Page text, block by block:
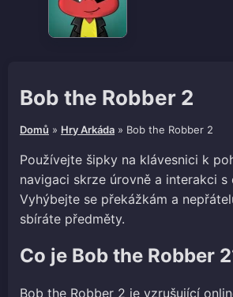
Bob the Robber 2
Domů » Hry Arkáda » Bob the Robber 2
Používejte šipky na klávesnici k
navigaci skrze úrovně a interakci s
Vyhýbejte se překážkám a
sbíráte předměty.
Co je Bob the Robber
Bob the Robber 2 je vzrušující